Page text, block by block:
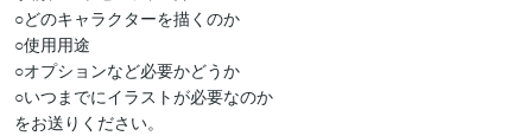
○どのキャラクターを描くのか
○使用用途
○オプションなど必要かどうか
○いつまでにイラストが必要なのか
をお送りください。